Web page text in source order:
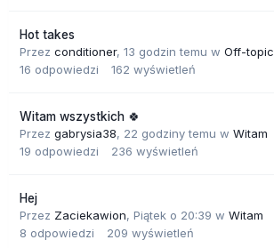
Hot takes
Przez conditioner, 13 godzin temu w Off-topic
16 odpowiedzi 162 wyświetleń
Witam wszystkich 🍀
Przez gabrysia38, 22 godziny temu w Witam
19 odpowiedzi 236 wyświetleń
Hej
Przez Zaciekawion, Piątek o 20:39 w Witam
8 odpowiedzi 209 wyświetleń